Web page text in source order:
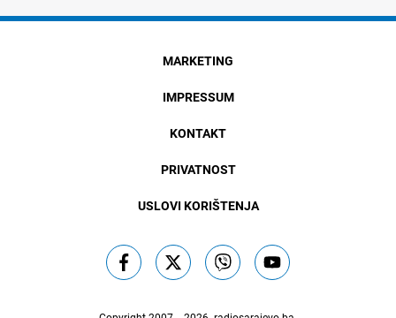
MARKETING
IMPRESSUM
KONTAKT
PRIVATNOST
USLOVI KORIŠTENJA